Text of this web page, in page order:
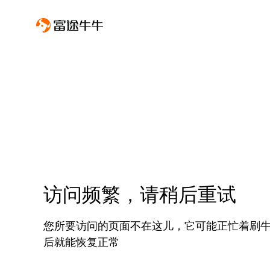
访问频繁，请稍后重试
您所要访问的页面不在这儿，它可能正忙着刷
后就能恢复正常